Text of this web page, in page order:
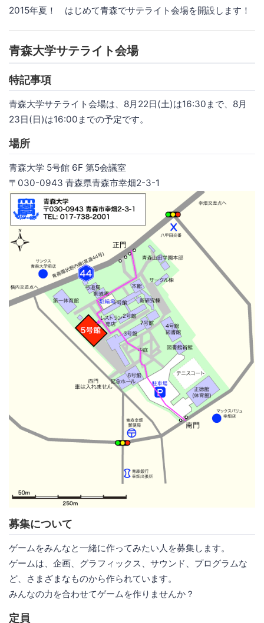
2015年夏！ はじめて青森でサテライト会場を開設します！
青森大学サテライト会場
特記事項
青森大学サテライト会場は、8月22日(土)は16:30まで、8月
23日(日)は16:00までの予定です。
場所
青森大学 5号館 6F 第5会議室
〒030-0943 青森県青森市幸畑2-3-1
募集について
ゲームをみんなと一緒に作ってみたい人を募集します。
ゲームは、企画、グラフィックス、サウンド、プログラムな
ど、さまざまなものから作られています。
みんなの力を合わせてゲームを作りませんか？
定員